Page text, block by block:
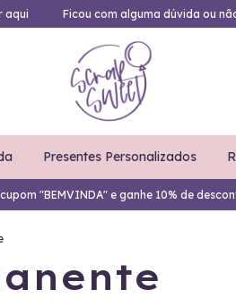
aqui Ficou com alguma dúvida ou
Presentes Personalizados
"BEMVINDA" e ganhe 10% de